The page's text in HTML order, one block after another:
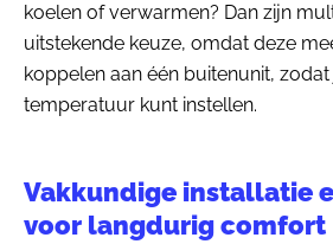
koelen of verwarmen? Dan zijn
uitstekende keuze, omdat deze
koppelen aan één buitenunit,
temperatuur kunt instellen.
Vakkundige installatie
voor langdurig comfort